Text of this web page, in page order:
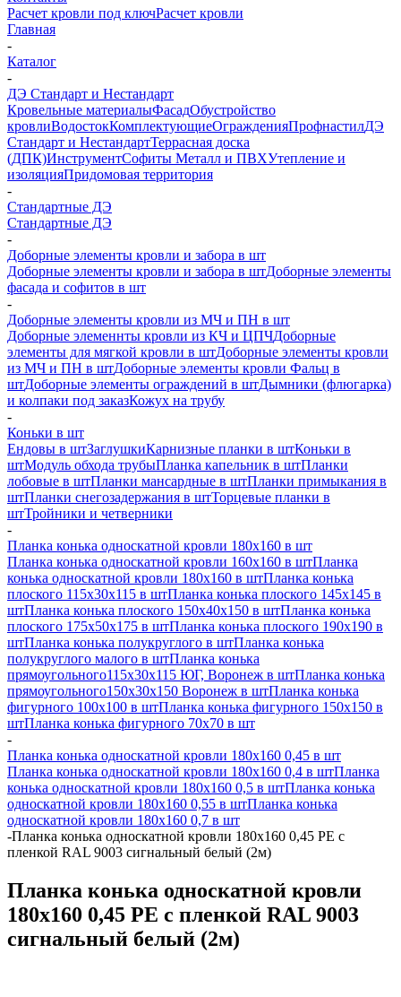
Расчет кровли под ключРасчет кровли
Главная
-
Каталог
-
ДЭ Стандарт и Нестандарт
Кровельные материалыФасадОбустройство
кровлиВодостокКомплектующиеОгражденияПрофнастилДЭ
Стандарт и НестандартТеррасная доска
(ДПК)ИнструментСофиты Металл и ПВХУтепление и
изоляцияПридомовая территория
-
Стандартные ДЭ
Стандартные ДЭ
-
Доборные элементы кровли и забора в шт
Доборные элементы кровли и забора в штДоборные элементы
фасада и софитов в шт
-
Доборные элементы кровли из МЧ и ПН в шт
Доборные элеменнты кровли из КЧ и ЦПЧДоборные
элементы для мягкой кровли в штДоборные элементы кровли
из МЧ и ПН в штДоборные элементы кровли Фальц в
штДоборные элементы ограждений в штДымники (флюгарка)
и колпаки под заказКожух на трубу
-
Коньки в шт
Ендовы в штЗаглушкиКарнизные планки в штКоньки в
штМодуль обхода трубыПланка капельник в штПланки
лобовые в штПланки мансардные в штПланки примыкания в
штПланки снегозадержания в штТорцевые планки в
штТройники и четверники
-
Планка конька односкатной кровли 180х160 в шт
Планка конька односкатной кровли 160х160 в штПланка
конька односкатной кровли 180х160 в штПланка конька
плоского 115х30х115 в штПланка конька плоского 145х145 в
штПланка конька плоского 150х40х150 в штПланка конька
плоского 175х50х175 в штПланка конька плоского 190х190 в
штПланка конька полукруглого в штПланка конька
полукруглого малого в штПланка конька
прямоугольного115х30х115 ЮГ, Воронеж в штПланка конька
прямоугольного150х30х150 Воронеж в штПланка конька
фигурного 100x100 в штПланка конька фигурного 150x150 в
штПланка конька фигурного 70x70 в шт
-
Планка конька односкатной кровли 180х160 0,45 в шт
Планка конька односкатной кровли 180х160 0,4 в штПланка
конька односкатной кровли 180х160 0,5 в штПланка конька
односкатной кровли 180х160 0,55 в штПланка конька
односкатной кровли 180х160 0,7 в шт
-Планка конька односкатной кровли 180x160 0,45 PE с
пленкой RAL 9003 сигнальный белый (2м)
Планка конька односкатной кровли
180x160 0,45 PE с пленкой RAL 9003
сигнальный белый (2м)